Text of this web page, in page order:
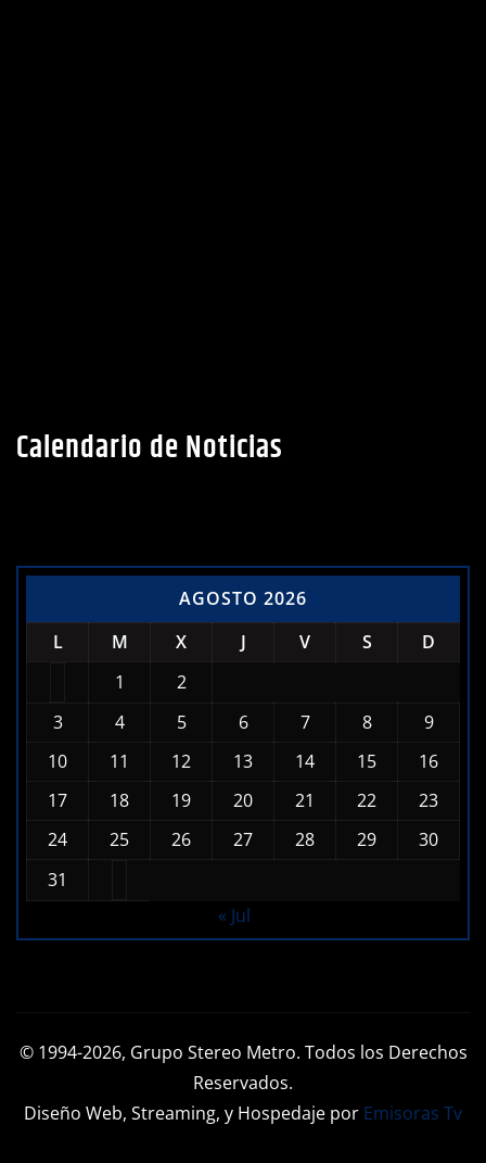
AGOSTO 2026
L
M X J V S
D
1
2
3
4 5 6 7 8
9
10
11 12 13 14 15
16
17
27
© 1994-2026, Grupo Stereo Metro. Todos los Derechos